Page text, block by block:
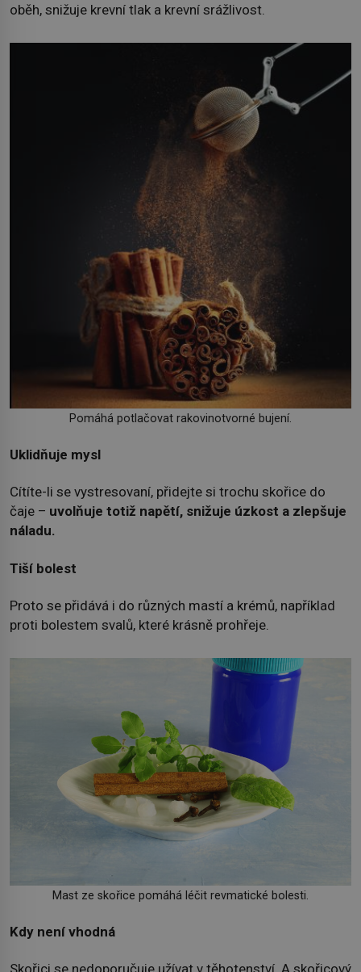
oběh, snižuje krevní tlak a krevní srážlivost.
Pomáhá potlačovat rakovinotvorné bujení.
Uklidňuje mysl
Cítíte-li se vystresovaní, přidejte si trochu skořice do
čaje – uvolňuje totiž napětí, snižuje úzkost a zlepšuje
náladu.
Tiší bolest
Proto se přidává i do různých mastí a krémů, například
proti bolestem svalů, které krásně prohřeje.
Mast ze skořice pomáhá léčit revmatické bolesti.
Kdy není vhodná